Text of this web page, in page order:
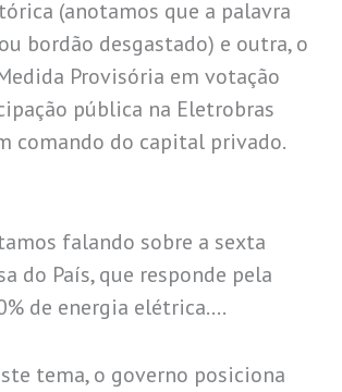
(anotamos que a palavra
bordão desgastado) e outra, o
Provisória em votação
pública na Eletrobras
comando do capital privado.
falando sobre a sexta
do País, que responde pela
de energia elétrica….
tema, o governo posiciona